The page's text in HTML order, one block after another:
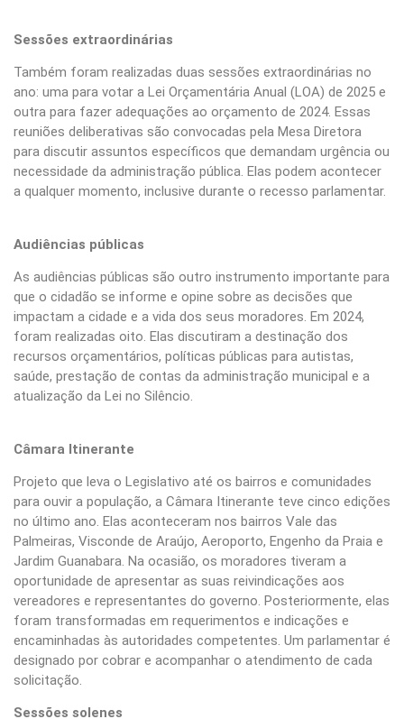
Sessões extraordinárias
Também foram realizadas duas sessões extraordinárias no
ano: uma para votar a Lei Orçamentária Anual (LOA) de 2025 e
outra para fazer adequações ao orçamento de 2024. Essas
reuniões deliberativas são convocadas pela Mesa Diretora
para discutir assuntos específicos que demandam urgência ou
necessidade da administração pública. Elas podem acontecer
a qualquer momento, inclusive durante o recesso parlamentar.
Audiências públicas
As audiências públicas são outro instrumento importante para
que o cidadão se informe e opine sobre as decisões que
impactam a cidade e a vida dos seus moradores. Em 2024,
foram realizadas oito. Elas discutiram a destinação dos
recursos orçamentários, políticas públicas para autistas,
saúde, prestação de contas da administração municipal e a
atualização da Lei no Silêncio.
Câmara Itinerante
Projeto que leva o Legislativo até os bairros e comunidades
para ouvir a população, a Câmara Itinerante teve cinco edições
no último ano. Elas aconteceram nos bairros Vale das
Palmeiras, Visconde de Araújo, Aeroporto, Engenho da Praia e
Jardim Guanabara. Na ocasião, os moradores tiveram a
oportunidade de apresentar as suas reivindicações aos
vereadores e representantes do governo. Posteriormente, elas
foram transformadas em requerimentos e indicações e
encaminhadas às autoridades competentes. Um parlamentar é
designado por cobrar e acompanhar o atendimento de cada
solicitação.
Sessões solenes